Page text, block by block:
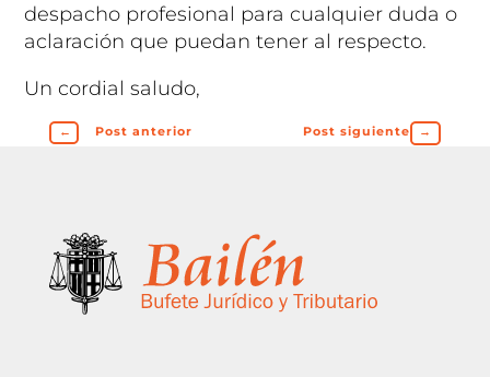
despacho profesional para cualquier duda o
aclaración que puedan tener al respecto.
Un cordial saludo,
← Post anterior Post siguiente →